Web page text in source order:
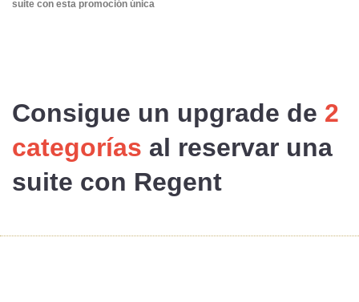
suite con esta promoción única
Consigue un upgrade de 2
categorías al reservar una
suite con Regent